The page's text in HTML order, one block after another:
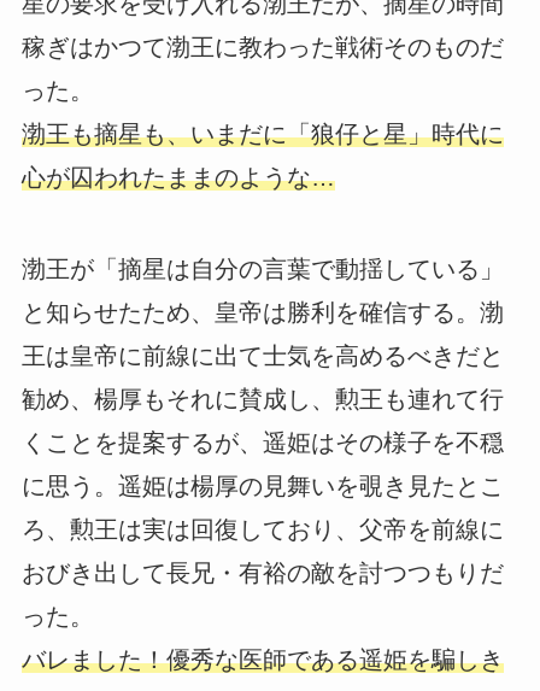
稼ぎはかつて渤王に教わった戦術そのものだ
った。
渤王も摘星も、いまだに「狼仔と星」時代に
心が囚われたままのような…
渤王が「摘星は自分の言葉で動揺している」
と知らせたため、皇帝は勝利を確信する。渤
王は皇帝に前線に出て士気を高めるべきだと
勧め、楊厚もそれに賛成し、勲王も連れて行
くことを提案するが、遥姫はその様子を不穏
に思う。遥姫は楊厚の見舞いを覗き見たとこ
ろ、勲王は実は回復しており、父帝を前線に
おびき出して長兄・有裕の敵を討つつもりだ
った。
バレました！優秀な医師である遥姫を騙しき